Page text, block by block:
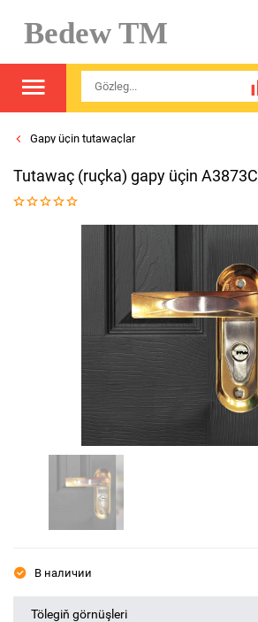
Bedew TM
Gapy üçin tutawaçlar
Tutawaç (ruçka) gapy üçin A3873C
В наличии
Tölegiň görnüşleri